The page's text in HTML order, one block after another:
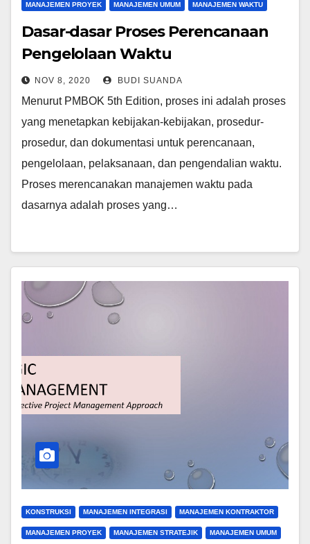
MANAJEMEN PROYEK MANAJEMEN UMUM MANAJEMEN WAKTU
Dasar-dasar Proses Perencanaan
Pengelolaan Waktu
NOV 8, 2020 BUDI SUANDA
Menurut PMBOK 5th Edition, proses ini adalah proses
yang menetapkan kebijakan-kebijakan, prosedur-
prosedur, dan dokumentasi untuk perencanaan,
pengelolaan, pelaksanaan, dan pengendalian waktu.
Proses merencanakan manajemen waktu pada
dasarnya adalah proses yang…
KONSTRUKSI MANAJEMEN INTEGRASI MANAJEMEN KONTRAKTOR
MANAJEMEN PROYEK MANAJEMEN STRATEJIK MANAJEMEN UMUM